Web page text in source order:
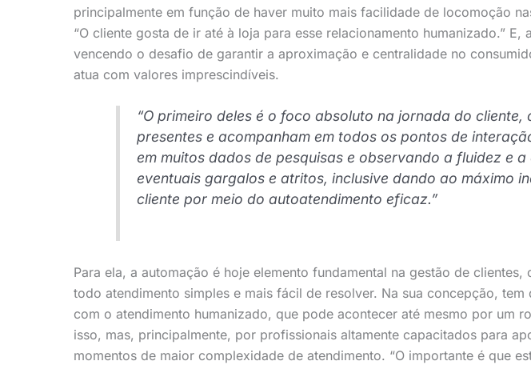
principalmente em função de haver muito mais facilidade de locomoção
“O cliente gosta de ir até à loja para esse relacionamento humanizado.”
vencendo o desafio de garantir a aproximação e centralidade no
atua com valores imprescindíveis.
“O primeiro deles é o foco absoluto na jornada do cliente,
presentes e acompanham em todos os pontos de
em muitos dados de pesquisas e observando a fluidez e
eventuais gargalos e atritos, inclusive dando ao máximo
cliente por meio do autoatendimento eficaz.”
Para ela, a automação é hoje elemento fundamental na gestão de
todo atendimento simples e mais fácil de resolver. Na sua concepção,
com o atendimento humanizado, que pode acontecer até mesmo por um
isso, mas, principalmente, por profissionais altamente capacitados para
momentos de maior complexidade de atendimento. “O importante é que